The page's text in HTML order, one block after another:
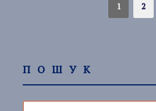
1 2
ПОШУК